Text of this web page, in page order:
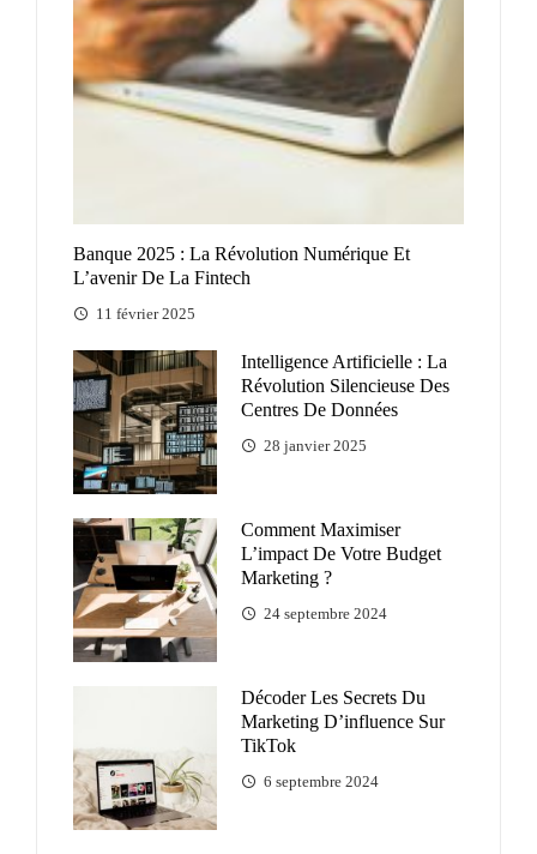
Banque 2025 : La Révolution Numérique Et
L’avenir De La Fintech
11 février 2025
Intelligence Artificielle : La
Révolution Silencieuse Des
Centres De Données
28 janvier 2025
Comment Maximiser
L’impact De Votre Budget
Marketing ?
24 septembre 2024
Décoder Les Secrets Du
Marketing D’influence Sur
TikTok
6 septembre 2024